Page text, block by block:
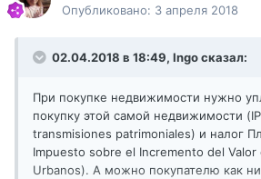
Опубликовано: 3 апреля 2018
02.04.2018 в 18:49, Ingoсказал:
При покупке недвижимости нужно
покупку этой самой недвижимости
transmisiones patrimoniales) и налог
Impuesto sobre el Incremento del Valor
Urbanos). А можно покупателю как